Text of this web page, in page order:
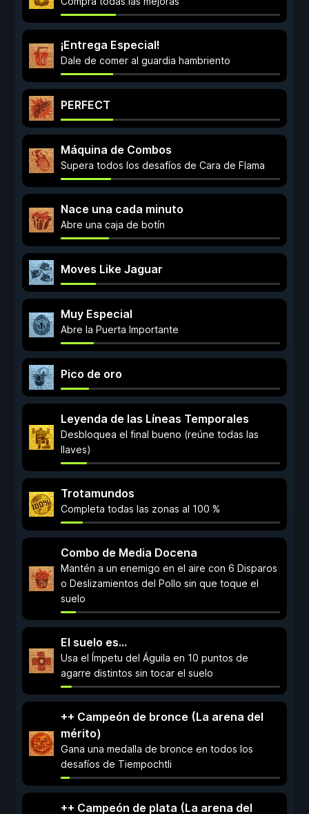
¡Entrega Especial!
Dale de comer al guardia hambriento
PERFECT
Máquina de Combos
Supera todos los desafíos de Cara de Flama
Nace una cada minuto
Abre una caja de botín
Moves Like Jaguar
Muy Especial
Abre la Puerta Importante
Pico de oro
Leyenda de las Líneas Temporales
Desbloquea el final bueno (reúne todas las
llaves)
Trotamundos
Completa todas las zonas al 100 %
Combo de Media Docena
Mantén a un enemigo en el aire con 6 Disparos
o Deslizamientos del Pollo sin que toque el
suelo
El suelo es...
Usa el Ímpetu del Águila en 10 puntos de
agarre distintos sin tocar el suelo
++ Campeón de bronce (La arena del
mérito)
Gana una medalla de bronce en todos los
desafíos de Tiempochtli
++ Campeón de plata (La arena del